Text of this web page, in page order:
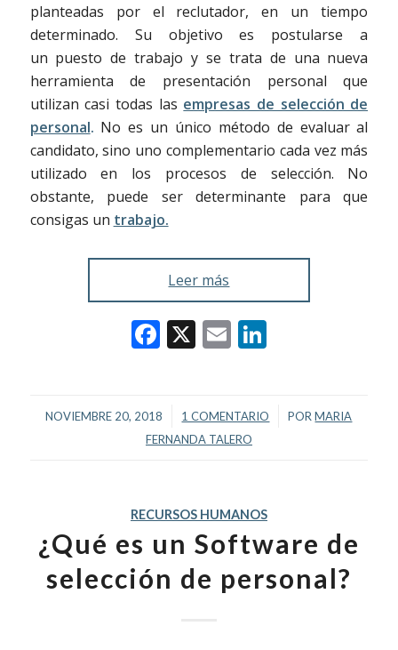
planteadas por el reclutador, en un tiempo
determinado. Su objetivo es postularse a
un puesto de trabajo y se trata de una nueva
herramienta de presentación personal que
utilizan casi todas las empresas de selección de
personal. No es un único método de evaluar al
candidato, sino uno complementario cada vez más
utilizado en los procesos de selección. No
obstante, puede ser determinante para que
consigas un trabajo.
Leer más
Facebook
X EmailLinkedIn
NOVIEMBRE 20, 2018
/ 1 COMENTARIO
/ PORMARIA
FERNANDA TALERO
RECURSOS HUMANOS
¿Qué es un Software de
selección de personal?